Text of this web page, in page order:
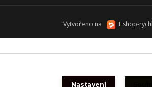
Vytvořeno na Eshop-
Nastavení